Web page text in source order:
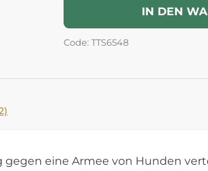
IN DEN
Code: TTS6548
gegen eine Armee von Hunden